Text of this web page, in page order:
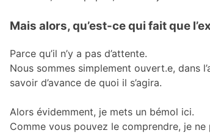
Mais alors, qu’est-ce qui fait que
Parce qu’il n’y a pas d’attente.
Nous sommes simplement ouvert.e, dans
savoir d’avance de quoi il s’agira.
Alors évidemment, je mets un bémol ici.
Comme vous pouvez le comprendre, je